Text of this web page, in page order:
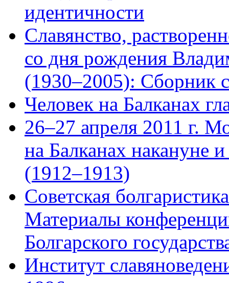
идентичности
Славянство,
со дня рождения
(1930–2005): Сборник
Человек на Балканах
26–27 апреля 2011 г.
на Балканах накануне
(1912–1913)
Советская
Материалы
Болгарского
Институт